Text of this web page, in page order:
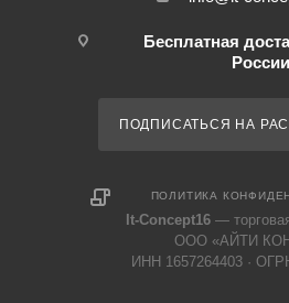
Бесплатная
ПОДПИСАТЬСЯ НА
ПОЛИТИКА
It-Concept16 —
ООО «АЙТИ
ИНН 1657264403 ·